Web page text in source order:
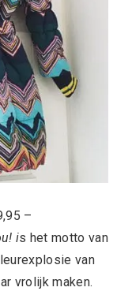
–
is het motto van
van
vrolijk maken.